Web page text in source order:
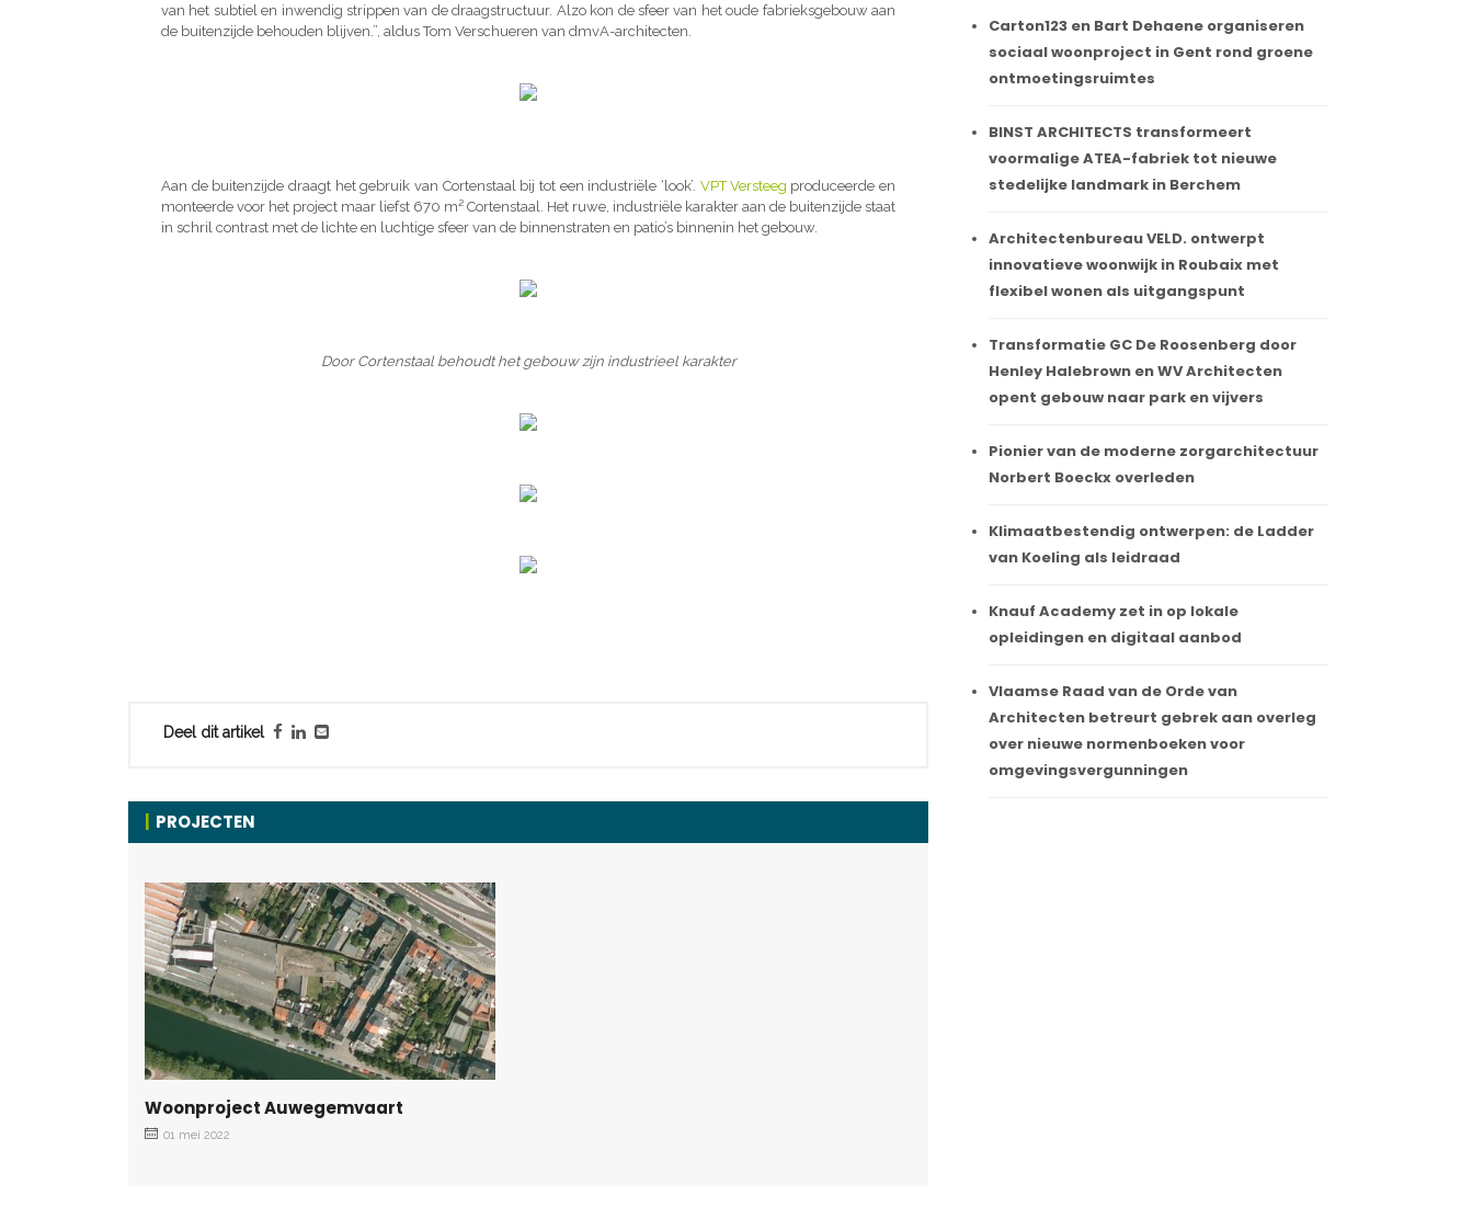
van het subtiel en inwendig strippen van de draagstructuur. Alzo kon de sfeer van het oude fabrieksgebouw aan
de buitenzijde behouden blijven.”, aldus Tom Verschueren van dmvA-architecten.
Aan de buitenzijde draagt het gebruik van Cortenstaal bij tot een industriële ‘look’. VPT Versteeg produceerde en
monteerde voor het project maar liefst 670 m² Cortenstaal. Het ruwe, industriële karakter aan de buitenzijde staat
in schril contrast met de lichte en luchtige sfeer van de binnenstraten en patio’s binnenin het gebouw.
Door Cortenstaal behoudt het gebouw zijn industrieel karakter
Deel dit artikel
PROJECTEN
Woonproject Auwegemvaart
01 mei 2022
Carton123 en Bart Dehaene organiseren
sociaal woonproject in Gent rond groene
ontmoetingsruimtes
BINST ARCHITECTS transformeert
voormalige ATEA-fabriek tot nieuwe
stedelijke landmark in Berchem
Architectenbureau VELD. ontwerpt
innovatieve woonwijk in Roubaix met
flexibel wonen als uitgangspunt
Transformatie GC De Roosenberg door
Henley Halebrown en WV Architecten
opent gebouw naar park en vijvers
Pionier van de moderne zorgarchitectuur
Norbert Boeckx overleden
Klimaatbestendig ontwerpen: de Ladder
van Koeling als leidraad
Knauf Academy zet in op lokale
opleidingen en digitaal aanbod
Vlaamse Raad van de Orde van
Architecten betreurt gebrek aan overleg
over nieuwe normenboeken voor
omgevingsvergunningen